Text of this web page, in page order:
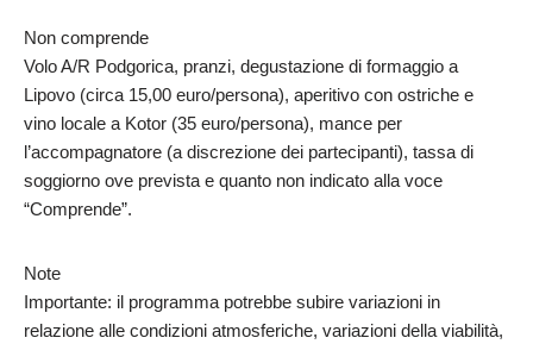
Non comprende
Volo A/R Podgorica, pranzi, degustazione di formaggio a
Lipovo (circa 15,00 euro/persona), aperitivo con ostriche e
vino locale a Kotor (35 euro/persona), mance per
l’accompagnatore (a discrezione dei partecipanti), tassa di
soggiorno ove prevista e quanto non indicato alla voce
“Comprende”.
Note
Importante: il programma potrebbe subire variazioni in
relazione alle condizioni atmosferiche, variazioni della viabilità,